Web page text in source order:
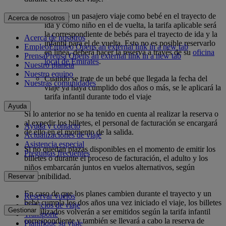
Cuando un pasajero viaje como bebé en el trayecto de
ida y como niño en el de vuelta, la tarifa aplicable será
la correspondiente de bebés para el trayecto de ida y la
infantil para el de vuelta. Esto no es posible reservarlo
en línea, deberá hacer la reserva a través de su oficina
local de Emirates.
Cuando se trate de un bebé que llegada la fecha del
viaje ya haya cumplido dos años o más, se le aplicará la
tarifa infantil durante todo el viaje
Si lo anterior no se ha tenido en cuenta al realizar la reserva o
al expedir los billetes, el personal de facturación se encargará
de ello en el momento de la salida.
Si no quedan plazas disponibles en el momento de emitir los
billetes o durante el proceso de facturación, el adulto y los
niños embarcarán juntos en vuelos alternativos, según
disponibilidad.
En caso de que los planes cambien durante el trayecto y un
bebé cumpla los dos años una vez iniciado el viaje, los billetes
no utilizados volverán a ser emitidos según la tarifa infantil
correspondiente y también se llevará a cabo la reserva de
Acerca de nosotros
Acerca de nosotros
EmpleoEmpleo Opens an external link in a new tab
PrensaPrensa Opens an external link in a new tab
Nuestro planeta
Nuestro equipo
Nuestras comunidades
Ayuda
Ayuda y contacto
Actualizaciones de viaje
Asistencia especial
Preguntas frecuentes
Reservar
Reservar vuelos
Servicios de viaje
Transporte
Planifique su viaje
Gestionar